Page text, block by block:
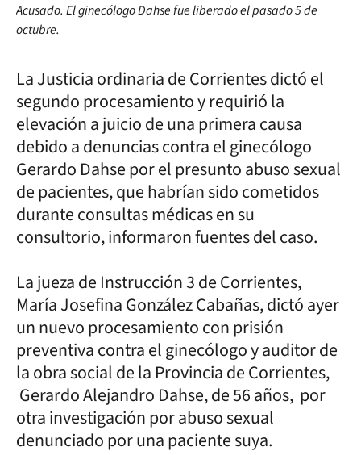
Acusado. El ginecólogo Dahse fue liberado el pasado 5 de
octubre.
La Justicia ordinaria de Corrientes dictó el
segundo procesamiento y requirió la
elevación a juicio de una primera causa
debido a denuncias contra el ginecólogo
Gerardo Dahse por el presunto abuso sexual
de pacientes, que habrían sido cometidos
durante consultas médicas en su
consultorio, informaron fuentes del caso.
La jueza de Instrucción 3 de Corrientes,
María Josefina González Cabañas, dictó ayer
un nuevo procesamiento con prisión
preventiva contra el ginecólogo y auditor de
la obra social de la Provincia de Corrientes,
Gerardo Alejandro Dahse, de 56 años, por
otra investigación por abuso sexual
denunciado por una paciente suya.